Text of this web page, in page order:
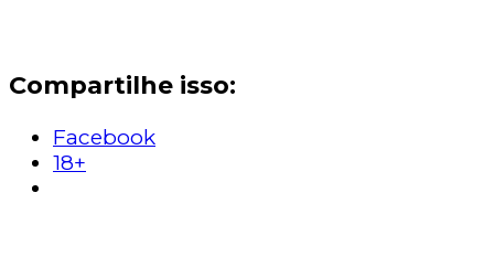
Compartilhe isso:
Facebook
18+